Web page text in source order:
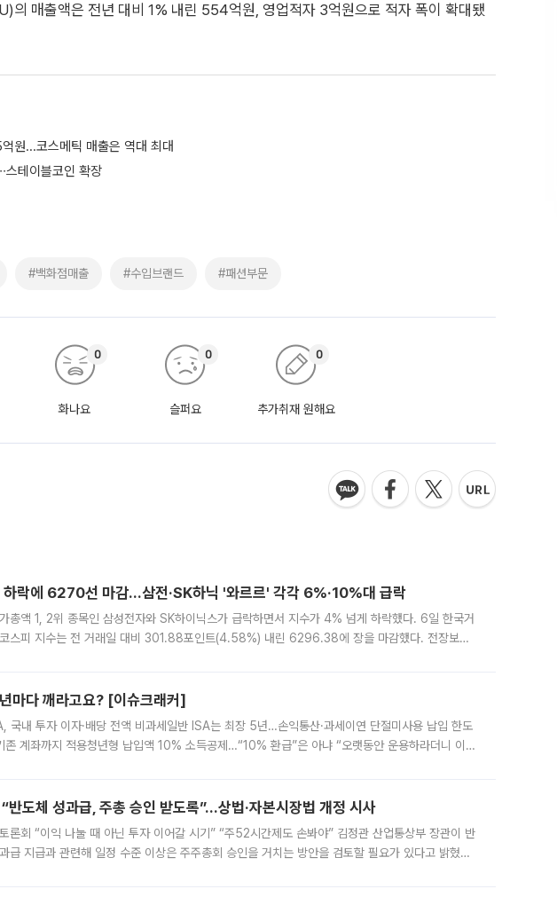
의 매출액은 전년 대비 1% 내린 554억원, 영업적자 3억원으로 적자 폭이 확대됐
원...코스메틱 매출은 역대 최대
스테이블코인 확장
#백화점매출 #수입브랜드 #패션부문
화나요
0
슬퍼요
0
추가취재 원해요
0
락에 6270선 마감…삼전·SK하닉 '와르르' 각각 6%·10%대 급락
총액 1, 2위 종목인 삼성전자와 SK하이닉스가 급락하면서 지수가 4% 넘게 하락했다. 6일 한국거
스피 지수는 전 거래일 대비 301.88포인트(4.58%) 내린 6296.38에 장을 마감했다. 전장보다
마다 깨라고요? [이슈크래커]
국내 투자 이자·배당 전액 비과세일반 ISA는 최장 5년…손익통산·과세이연 단절미사용 납입 한도
존 계좌까지 적용청년형 납입액 10% 소득공제…“10% 환급”은 아냐 “오랫동안 운용하라더니 이제
반도체 성과급, 주총 승인 받도록”…상법·자본시장법 개정 시사
론회 “이익 나눌 때 아닌 투자 이어갈 시기” “주52시간제도 손봐야” 김정관 산업통상부 장관이 반
급 지급과 관련해 일정 수준 이상은 주주총회 승인을 거치는 방안을 검토할 필요가 있다고 밝혔다.